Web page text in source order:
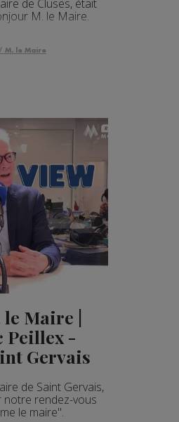
de Cluses, était
M. le Maire.
M. le Maire
Maire |
Peillex -
Gervais
de Saint Gervais,
rendez-vous
le maire".